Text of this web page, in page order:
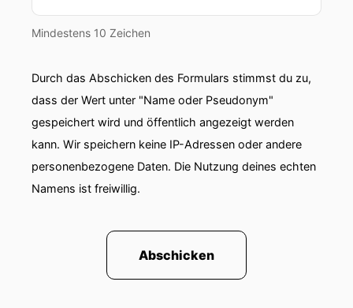
Mindestens 10 Zeichen
Durch das Abschicken des Formulars stimmst du zu,
dass der Wert unter "Name oder Pseudonym"
gespeichert wird und öffentlich angezeigt werden
kann. Wir speichern keine IP-Adressen oder andere
personenbezogene Daten. Die Nutzung deines echten
Namens ist freiwillig.
Abschicken